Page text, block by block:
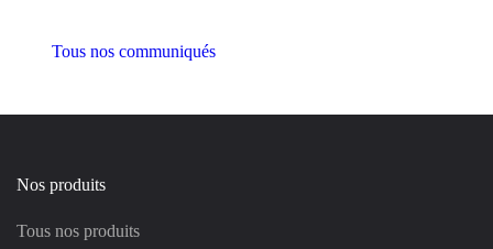
Tous nos communiqués
Nos produits
Tous nos produits